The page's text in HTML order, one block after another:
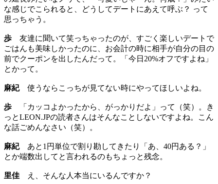
な感じでこられると、どうしてデートにあえて呼ぶ？ って
思っちゃう。
歩 友達に聞いて笑っちゃったのが、すごく楽しいデートで
ごはんも美味しかったのに、お会計の時に相手が自分の目の
前でクーポンを出したんだって。「今日20%オフですよね」
とかって。
麻紀 使うならこっちが見てない時にやってほしいよね。
歩
「カッコよかったから、がっかりだよ」って（笑）。き
っとLEON.JPの読者さんはそんなことしないですよね。こん
な話ごめんなさい（笑）。
麻紀 あと1円単位で割り勘してきたり「あ、40円ある？」
とか端数出してと言われるのもちょっと残念。
里佳 え、そんな人本当にいるんですか？